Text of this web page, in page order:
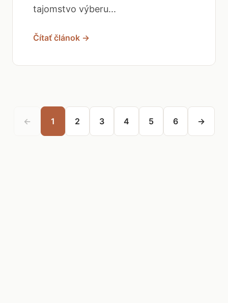
tajomstvo výberu...
Čítať článok →
← 1 2 3 4 5 6 →